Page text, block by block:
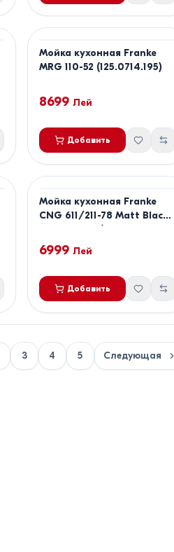
Мойка кухонная Franke
MRG 110-52 (125.0714.195)
8699 Лей
Добавить
Мойка кухонная Franke
CNG 611/211-78 Matt Black (
114.0633.138 )
6999 Лей
Добавить
3 4 5 Следующая